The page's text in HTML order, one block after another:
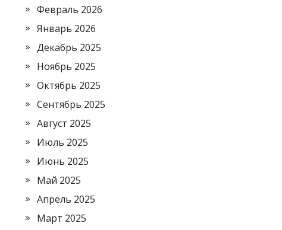
Февраль 2026
Январь 2026
Декабрь 2025
Ноябрь 2025
Октябрь 2025
Сентябрь 2025
Август 2025
Июль 2025
Июнь 2025
Май 2025
Апрель 2025
Март 2025